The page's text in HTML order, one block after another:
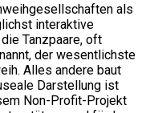
als
interaktive
Tanzpaare, oft
der wesentlichste
Alles andere baut
Darstellung ist
Non-Profit-Projekt